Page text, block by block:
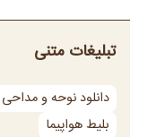
تبلیغات متنی
دانلود نوحه و مداحی
بلیط هواپیما